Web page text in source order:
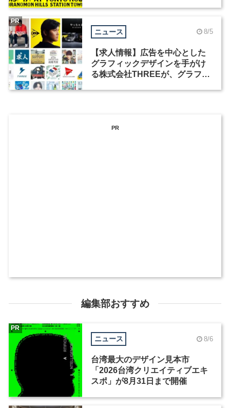
ニュース 8/5
【求人情報】広告を中心とした
グラフィックデザインを手がけ
る株式会社THREEが、グラフィ
PR
PR
編集部おすすめ
ニュース 8/6
台湾最大のデザイン見本市
「2026台湾クリエイティブエキ
スポ」が8月31日まで開催
PR